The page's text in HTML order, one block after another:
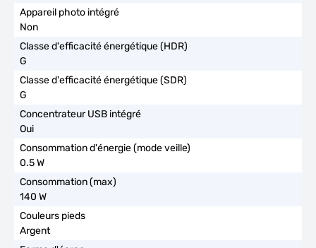
Non
G
G
Oui
0.5 W
140 W
Argent